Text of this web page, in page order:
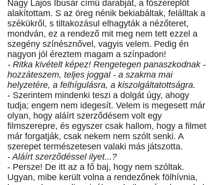
Nagy Lajos Ibusár című darabját, a főszereplőt
alakítottam. S az öreg nénik bekiabáltak, felálltak a
székükről, s tiltakozásul elhagyták a nézőteret,
mondván, ez a rendező mit meg nem tett ezzel a
szegény színésznővel, vagyis velem. Pedig én
nagyon jól éreztem magam a színpadon!
- Ritka kivételt képez! Rengetegen panaszkodnak -
hozzáteszem, teljes joggal - a szakma mai
helyzetére, a felhígulásra, a kiszolgáltatottságra.
- Szerintem mindenki teszi a dolgát úgy, ahogy
tudja; engem nem idegesít. Velem is megesett már
olyan, hogy aláírt szerződésem volt egy
filmszerepre, és egyszer csak hallom, hogy a filmet
már forgatják, csak nekem nem szólt senki. A
szerepet természetesen valaki más játszotta.
- Aláírt szerződéssel ilyet...?
- Persze! De itt az a fő baj, hogy nem szóltak.
Ugyan, mibe került volna a rendezőnek fölhívnia,